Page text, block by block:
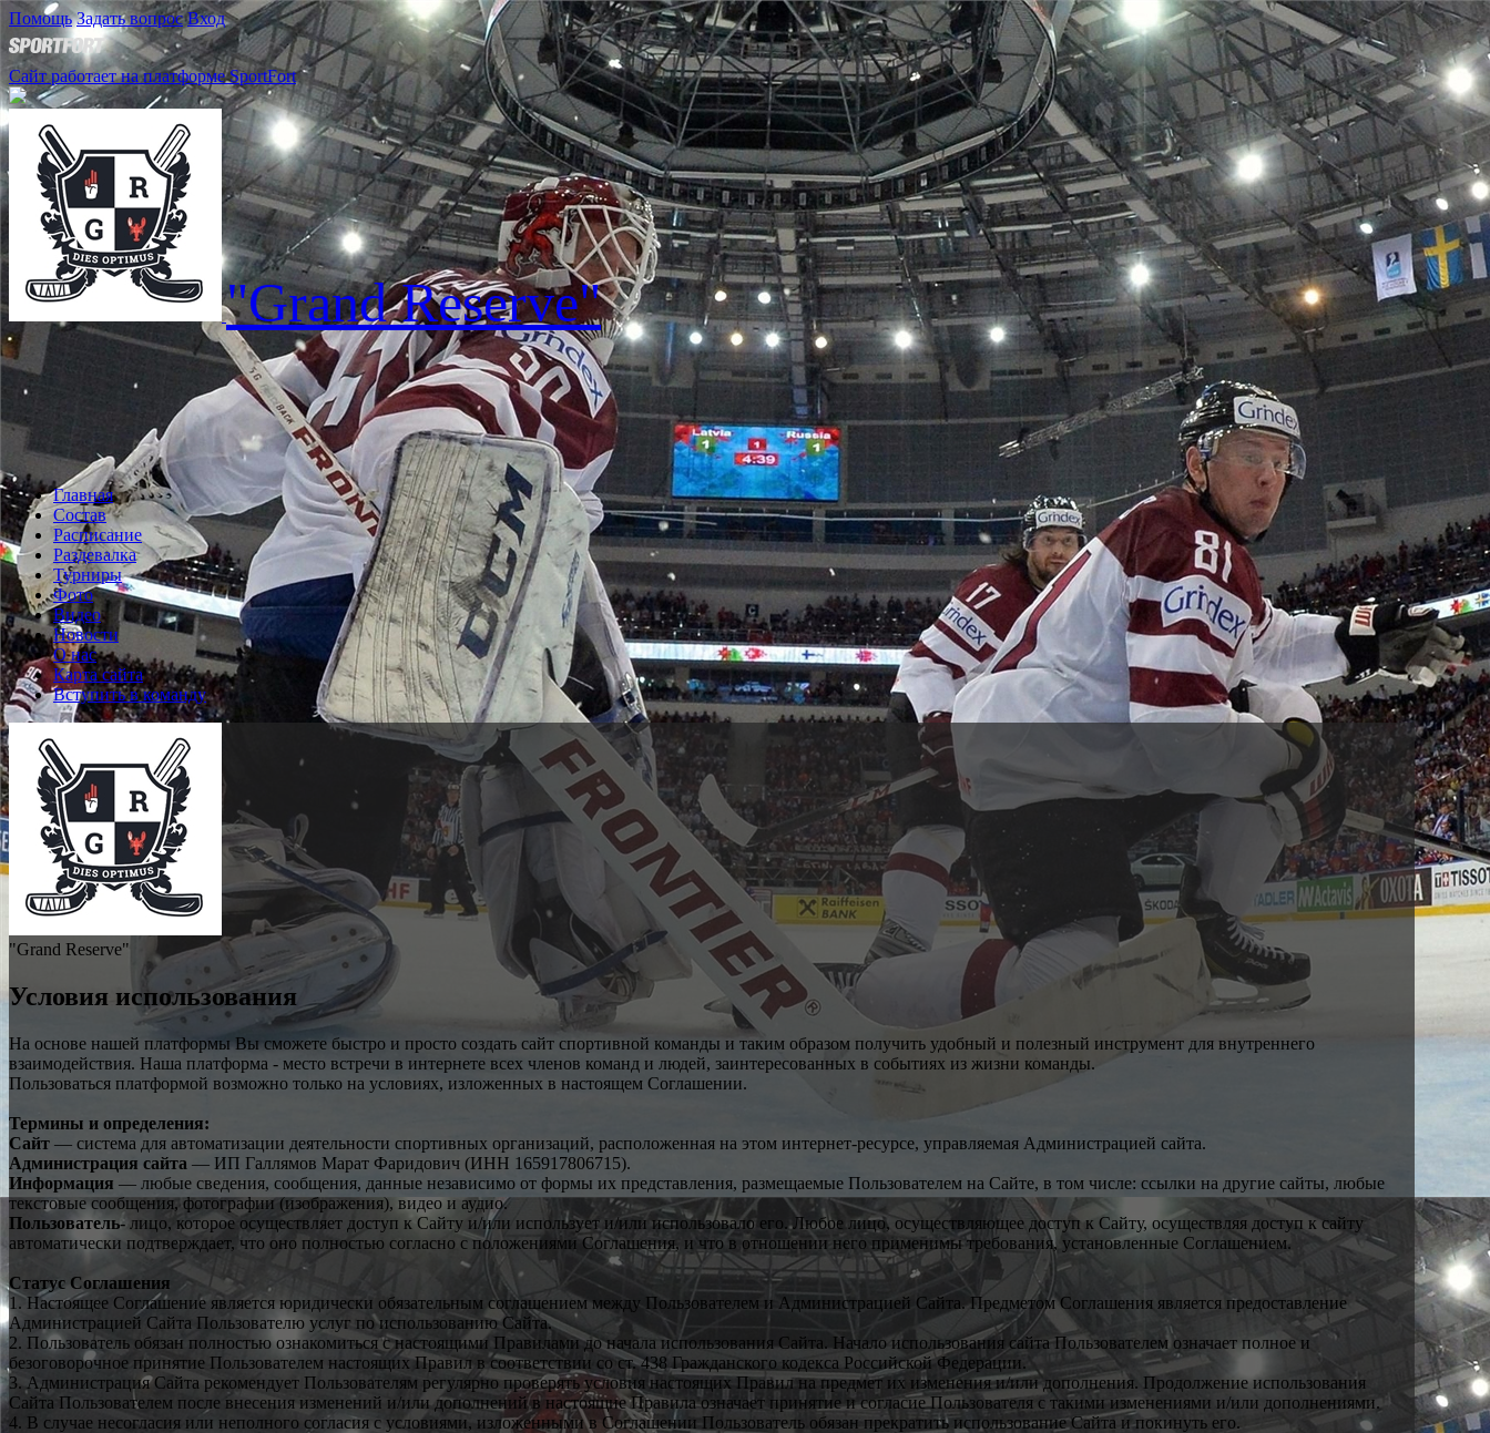
Помощь Задать вопрос Вход
Сайт работает на платформе SportFort
"Grand Reserve"
Главная
Состав
Расписание
Раздевалка
Турниры
Фото
Видео
Новости
О нас
Карта сайта
Вступить в команду
"Grand Reserve"
Условия использования
На основе нашей платформы Вы сможете быстро и просто создать сайт спортивной команды и таким образом получить удобный и полезный инструмент для внутреннего
взаимодействия. Наша платформа - место встречи в интернете всех членов команд и людей, заинтересованных в событиях из жизни команды.
Пользоваться платформой возможно только на условиях, изложенных в настоящем Соглашении.
Термины и определения:
Сайт — система для автоматизации деятельности спортивных организаций, расположенная на этом интернет-ресурсе, управляемая Администрацией сайта.
Администрация сайта — ИП Галлямов Марат Фаридович (ИНН 165917806715).
Информация — любые сведения, сообщения, данные независимо от формы их представления, размещаемые Пользователем на Сайте, в том числе: ссылки на другие сайты, любые
текстовые сообщения, фотографии (изображения), видео и аудио.
Пользователь- лицо, которое осуществляет доступ к Сайту и/или использует и/или использовало его. Любое лицо, осуществляющее доступ к Сайту, осуществляя доступ к сайту
автоматически подтверждает, что оно полностью согласно с положениями Соглашения, и что в отношении него применимы требования, установленные Соглашением.
Статус Соглашения
1. Настоящее Соглашение является юридически обязательным соглашением между Пользователем и Администрацией Сайта. Предметом Соглашения является предоставление
Администрацией Сайта Пользователю услуг по использованию Сайта.
2. Пользователь обязан полностью ознакомиться с настоящими Правилами до начала использования Сайта. Начало использования сайта Пользователем означает полное и
безоговорочное принятие Пользователем настоящих Правил в соответствии со ст. 438 Гражданского кодекса Российской Федерации.
3. Администрация Сайта рекомендует Пользователям регулярно проверять условия настоящих Правил на предмет их изменения и/или дополнения. Продолжение использования
Сайта Пользователем после внесения изменений и/или дополнений в настоящие Правила означает принятие и согласие Пользователя с такими изменениями и/или дополнениями.
4. В случае несогласия или неполного согласия с условиями, изложенными в Соглашении Пользователь обязан прекратить использование Сайта и покинуть его.